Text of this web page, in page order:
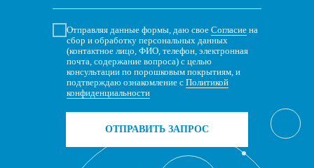
Отправляя данные формы, даю свое Согласие на
сбор и обработку персональных данных
(контактное лицо, ФИО, телефон, электронная
почта, содержание вопроса) с целью
консультации по порошковым покрытиям, и
подтверждаю ознакомление с Политикой
конфиденциальности
ОТПРАВИТЬ ЗАПРОС